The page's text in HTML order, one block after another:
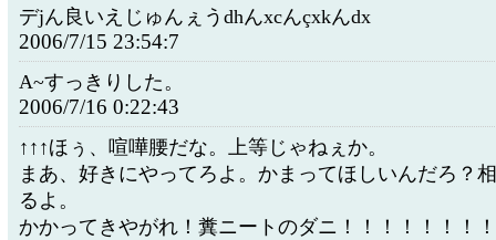
デjん良いえじゅんぇうdhんxcんçxkんdx
2006/7/15 23:54:7
A~すっきりした。
2006/7/16 0:22:43
↑↑↑ほぅ、喧嘩腰だな。上等じゃねぇか。
まあ、好きにやってろよ。かまってほしいんだろ？
るよ。
かかってきやがれ！糞ニートのダニ！！！！！！！